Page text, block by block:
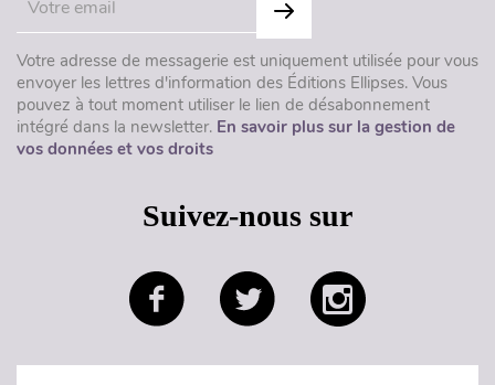
Votre adresse de messagerie est uniquement utilisée pour vous
envoyer les lettres d'information des Éditions Ellipses. Vous
pouvez à tout moment utiliser le lien de désabonnement
intégré dans la newsletter. En savoir plus sur la gestion de
vos données et vos droits
Suivez-nous sur